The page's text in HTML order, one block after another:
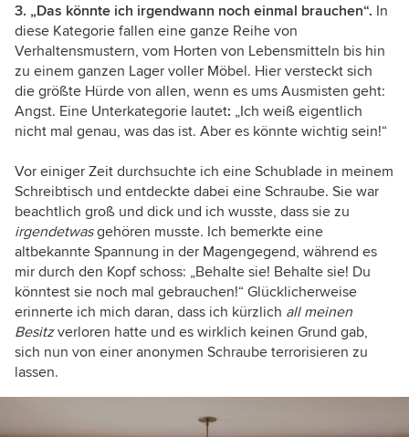
3. „Das könnte ich irgendwann noch einmal brauchen“. In
diese Kategorie fallen eine ganze Reihe von
Verhaltensmustern, vom Horten von Lebensmitteln bis hin
zu einem ganzen Lager voller Möbel. Hier versteckt sich
die größte Hürde von allen, wenn es ums Ausmisten geht:
Angst. Eine Unterkategorie lautet: „Ich weiß eigentlich
nicht mal genau, was das ist. Aber es könnte wichtig sein!“
Vor einiger Zeit durchsuchte ich eine Schublade in meinem
Schreibtisch und entdeckte dabei eine Schraube. Sie war
beachtlich groß und dick und ich wusste, dass sie zu
irgendetwasgehören musste. Ich bemerkte eine
altbekannte Spannung in der Magengegend, während es
mir durch den Kopf schoss: „Behalte sie! Behalte sie! Du
könntest sie noch mal gebrauchen!“ Glücklicherweise
erinnerte ich mich daran, dass ich kürzlich all meinen
Besitzverloren hatte und es wirklich keinen Grund gab,
sich nun von einer anonymen Schraube terrorisieren zu
lassen.